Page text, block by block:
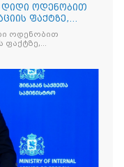
დიდი ოდენობით
ფაქტზე,
ოდენობით
ფაქტზე,